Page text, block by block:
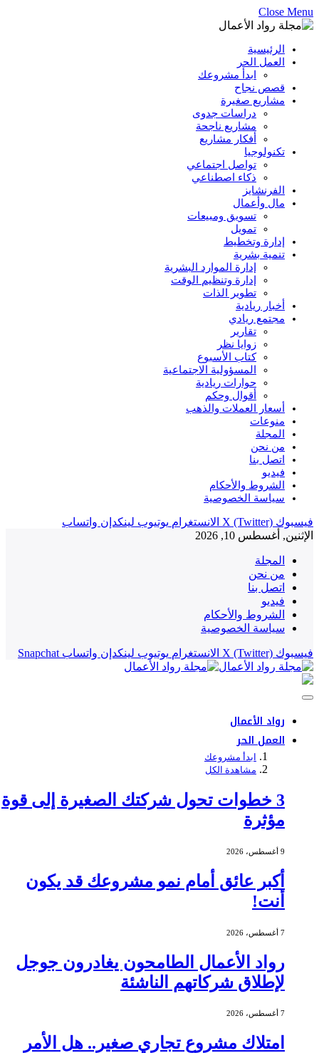
Close Menu
الرئيسية
العمل الحر
ابدأ مشروعك
قصص نجاح
مشاريع صغيرة
دراسات جدوى
مشاريع ناجحة
أفكار مشاريع
تكنولوجيا
تواصل اجتماعي
ذكاء اصطناعي
الفرنشايز
مال وأعمال
تسويق ومبيعات
تمويل
إدارة وتخطيط
تنمية بشرية
إدارة الموارد البشرية
إدارة وتنظيم الوقت
تطوير الذات
أخبار ريادية
مجتمع ريادي
تقارير
زوايا نظر
كتاب الأسبوع
المسؤولية الاجتماعية
حوارات ريادية
أقوال وحكم
أسعار العملات والذهب
منوعات
المجلة
من نحن
اتصل بنا
فيديو
الشروط والأحكام
سياسة الخصوصية
فيسبوك X (Twitter) الانستغرام يوتيوب لينكدإن واتساب
الإثنين, أغسطس 10, 2026
المجلة
من نحن
اتصل بنا
فيديو
الشروط والأحكام
سياسة الخصوصية
فيسبوك X (Twitter) الانستغرام يوتيوب لينكدإن واتساب Snapchat
رواد الأعمال
العمل الحر
ابدأ مشروعك
مشاهدة الكل
3 خطوات تحول شركتك الصغيرة إلى قوة
مؤثرة
9 أغسطس، 2026
أكبر عائق أمام نمو مشروعك قد يكون
أنت!
7 أغسطس، 2026
رواد الأعمال الطامحون يغادرون جوجل
لإطلاق شركاتهم الناشئة
7 أغسطس، 2026
امتلاك مشروع تجاري صغير.. هل الأمر